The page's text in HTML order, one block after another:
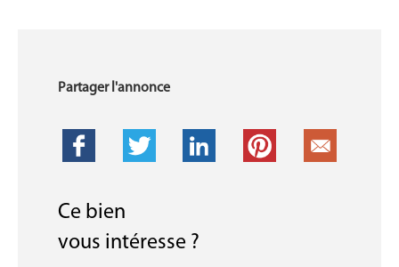
Partager l'annonce
Ce bien
vous intéresse ?